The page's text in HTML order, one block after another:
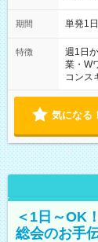
期間 単発1
特徴 週1日
業・W
コンス
気になる！
＜1日～OK
総会のお手